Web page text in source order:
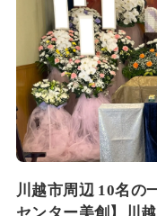
川越市周辺 10名の